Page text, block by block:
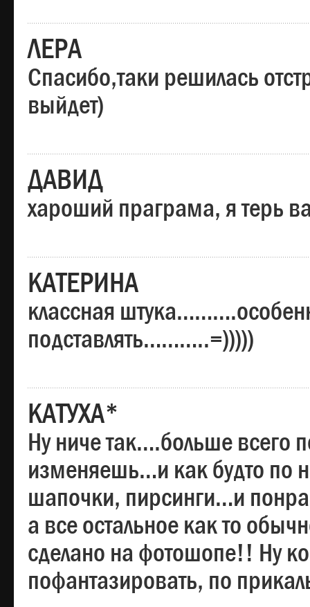
ЛЕРА
Спасибо,таки решилась
выйдет)
ДАВИД
хароший праграма, я терь
КАТЕРИНА
классная
подставлять………..=)))))
КАТУХА*
Ну ниче так….больше всего
изменяешь…и как будто по
шапочки, пирсинги…и
а все остальное как то
сделано на фотошопе!! Ну
пофантазировать, по